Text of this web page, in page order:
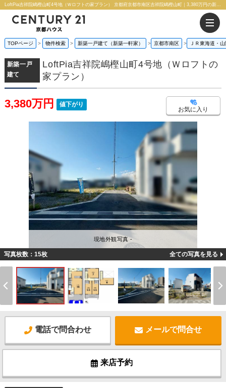
LoftPia吉祥院嶋樫山町4号地（Ｗロフトの家プラン） 京都府京都市南区吉祥院嶋樫山町｜3,380万円の新築一戸建て｜株式会社 京都ハウス
TOPページ 物件検索 新築一戸建て（新築一軒家） 京都市南区 ＪＲ東海道・
新築一戸
建て
LoftPia吉祥院嶋樫山町4号地（Ｗロフトの
家プラン）
3,380万円 値下がり
お気に入り
現地外観写真 -
写真枚数：15枚 全ての写真を見る
電話で問合わせ メールで問合せ
来店予約